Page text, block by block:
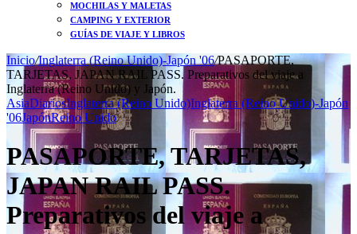
MOCHILAS Y MALETAS
CAMPING Y EXTERIOR
GUÍAS DE VIAJE Y LIBROS
Inicio/Inglaterra (Reino Unido)-Japón '06/PASAPORTE,
TARJETAS, JAPAN RAIL PASS. Preparativos del viaje a
Inglaterra (Reino Unido) y Japón.
AsiaDiariosInglaterra (Reino Unido)Inglaterra (Reino Unido)-Japón
'06JapónReino Unido
PASAPORTE, TARJETAS,
JAPAN RAIL PASS.
Preparativos del viaje a